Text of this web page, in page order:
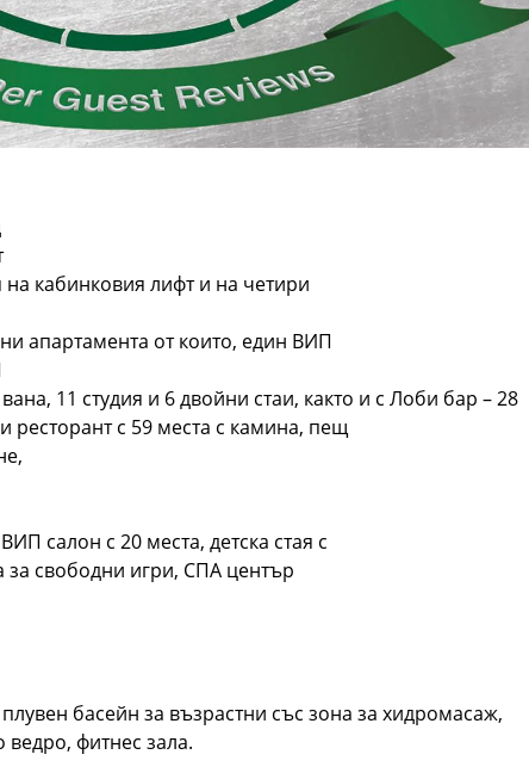
кабинковия лифт и на четири
апартамента от които, един ВИП
11 студия и 6 двойни стаи, както и с Лоби бар – 28
ресторант с 59 места с камина, пещ
салон с 20 места, детска cтая с
за свободни игри, СПА център
басейн за възрастни със зона зa хидромасаж,
ведро, фитнес зала.